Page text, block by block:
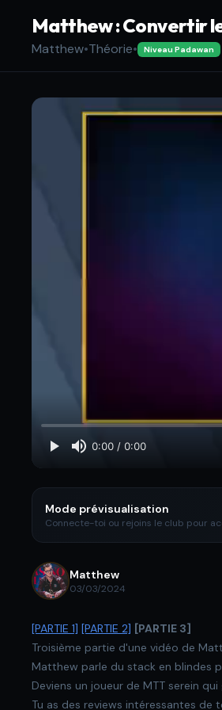
Matthew : Convertir
Matthew•Théorie• Niveau Padawan
Mode prévisualisation
Connecte-toi ou rejoins le club pour
Matthew
03/03/2024
[PARTIE 1] [PARTIE 2] [PARTIE 3]
Troisième partie d'une vidéo de
Matthew parle du stack en blindes
Deviens un joueur de MTT serein
Tu as des reviews intéressantes de